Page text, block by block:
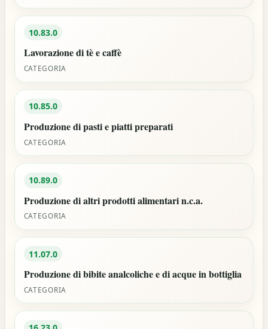
10.83.0
Lavorazione di tè e caffè
CATEGORIA
10.85.0
Produzione di pasti e piatti preparati
CATEGORIA
10.89.0
Produzione di altri prodotti alimentari n.c.a.
CATEGORIA
11.07.0
Produzione di bibite analcoliche e di acque in bottiglia
CATEGORIA